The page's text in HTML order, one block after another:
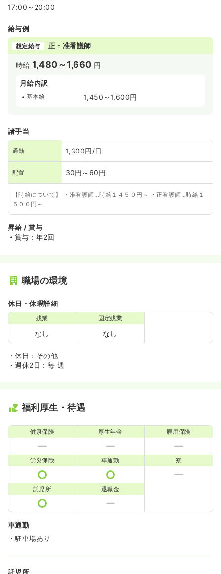
17:00～20:00
給与例
想定給与 正・准看護師
時給 1,480～1,660 円
月給内訳
基本給 1,450～1,600円
諸手当
通勤 1,300円/日
配置 30円～60円
【時給について】 ・准看護師…時給１４５０円～ ・正看護師…時給１
５００円～
昇給 / 賞与
賞与：年2回
職場の環境
休日・休暇詳細
残業
なし
固定残業
なし
・休日：その他
・週休2日：毎 週
福利厚生・待遇
健康保険 厚生年金 雇用保険
労災保険 車通勤 寮
託児所 退職金
車通勤
・駐車場あり
託児所